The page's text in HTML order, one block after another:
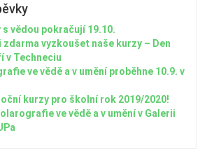
vědou pokračují 19.10.
zdarma vyzkoušet naše kurzy – Den
v Techneciu
ve vědě a v umění proběhne 10.9. v
kurzy pro školní rok 2019/2020!
ve vědě a v umění v Galerii